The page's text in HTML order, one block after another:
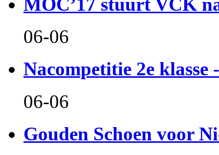
06-06
Nacompetitie 2e klasse
06-06
Gouden Schoen voor